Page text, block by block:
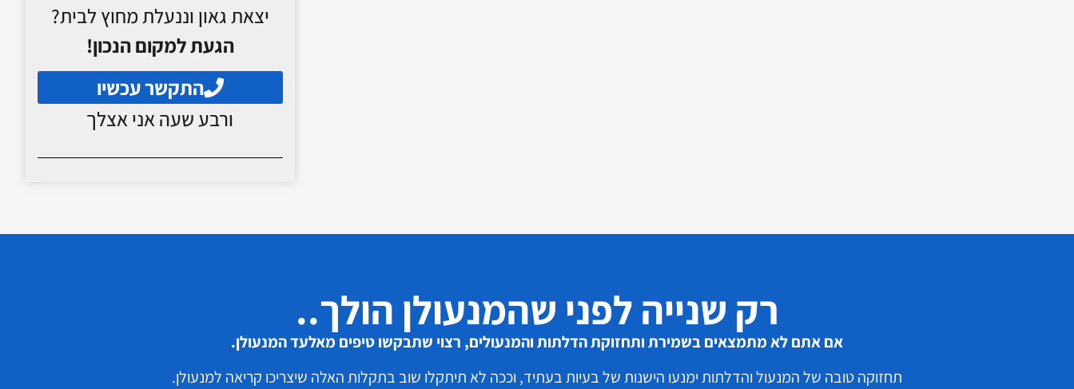
יצאת גאון וננעלת מחוץ לבית?
הגעת למקום הנכון!
התקשר עכשיו
ורבע שעה אני אצלך
רק שנייה לפני שהמנעולן הולך..
אם אתם לא מתמצאים בשמירת ותחזוקת הדלתות והמנעולים, רצוי שתבקשו טיפים מאלעד המנעולן.
תחזוקה טובה של המנעול והדלתות ימנעו הישנות של בעיות בעתיד, וככה לא תיתקלו שוב בתקלות האלה שיצריכו קריאה למנעולן.